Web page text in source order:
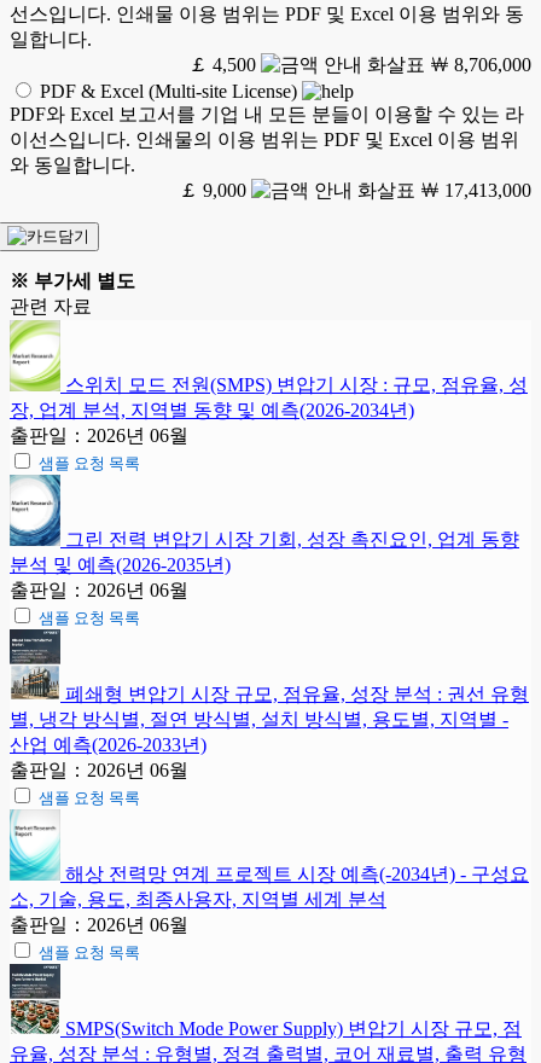
선스입니다. 인쇄물 이용 범위는 PDF 및 Excel 이용 범위와 동
일합니다.
￡ 4,500
￦ 8,706,000
PDF & Excel (Multi-site License)
PDF와 Excel 보고서를 기업 내 모든 분들이 이용할 수 있는 라
이선스입니다. 인쇄물의 이용 범위는 PDF 및 Excel 이용 범위
와 동일합니다.
￡ 9,000
￦ 17,413,000
※ 부가세 별도
관련 자료
스위치 모드 전원(SMPS) 변압기 시장 : 규모, 점유율, 성
장, 업계 분석, 지역별 동향 및 예측(2026-2034년)
출판일：2026년 06월
샘플 요청 목록
그린 전력 변압기 시장 기회, 성장 촉진요인, 업계 동향
분석 및 예측(2026-2035년)
출판일：2026년 06월
샘플 요청 목록
폐쇄형 변압기 시장 규모, 점유율, 성장 분석 : 권선 유형
별, 냉각 방식별, 절연 방식별, 설치 방식별, 용도별, 지역별 -
산업 예측(2026-2033년)
출판일：2026년 06월
샘플 요청 목록
해상 전력망 연계 프로젝트 시장 예측(-2034년) - 구성요
소, 기술, 용도, 최종사용자, 지역별 세계 분석
출판일：2026년 06월
샘플 요청 목록
SMPS(Switch Mode Power Supply) 변압기 시장 규모, 점
유율, 성장 분석 : 유형별, 정격 출력별, 코어 재료별, 출력 유형